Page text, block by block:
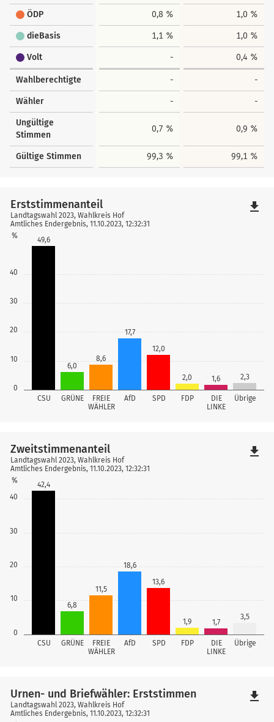
ÖDP 0,8 % 1,0 %
dieBasis 1,1 % 1,0 %
Volt - 0,4 %
Wahlberechtigte - -
Wähler - -
Ungültige
Stimmen
0,7 % 0,9 %
Gültige Stimmen 99,3 % 99,1 %
0
10
20
30
40
%
CSU GRÜNE
FREIE
WÄHLER
AfD SPD FDP
DIE
LINKE
Übrige
49,6
6,0
8,6
17,7
12,0
2,0 1,6 2,3
Erststimmenanteil
Landtagswahl 2023, Wahlkreis Hof
Amtliches Endergebnis, 11.10.2023, 12:32:31
file_download
0
10
20
30
40
%
CSU GRÜNE
FREIE
WÄHLER
AfD SPD FDP
DIE
LINKE
Übrige
42,4
6,8
11,5
18,6
13,6
1,9 1,7
3,5
Zweitstimmenanteil
Landtagswahl 2023, Wahlkreis Hof
Amtliches Endergebnis, 11.10.2023, 12:32:31
file_download
Urnen- und Briefwähler: Erststimmen
Landtagswahl 2023, Wahlkreis Hof
Amtliches Endergebnis, 11.10.2023, 12:32:31
file_download